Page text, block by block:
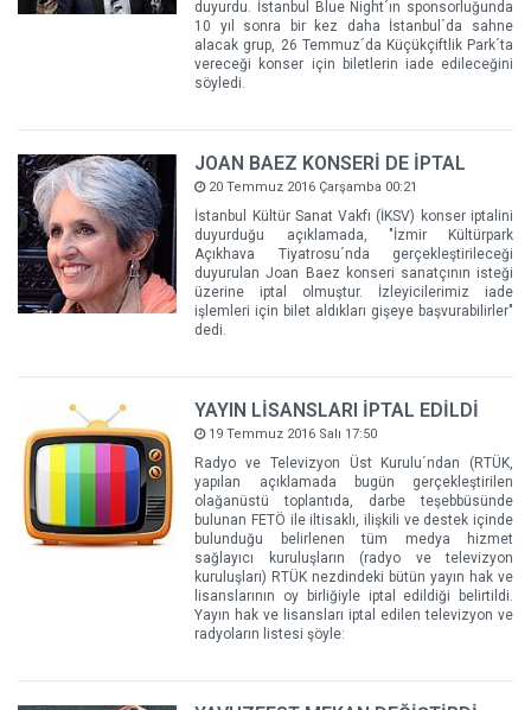
duyurdu. İstanbul Blue Night´ın sponsorluğunda
10 yıl sonra bir kez daha İstanbul´da sahne
alacak grup, 26 Temmuz´da Küçükçiftlik Park´ta
vereceği konser için biletlerin iade edileceğini
söyledi.
JOAN BAEZ KONSERİ DE İPTAL
20 Temmuz 2016 Çarşamba 00:21
İstanbul Kültür Sanat Vakfı (İKSV) konser iptalini
duyurduğu açıklamada, "İzmir Kültürpark
Açıkhava Tiyatrosu´nda gerçekleştirileceği
duyurulan Joan Baez konseri sanatçının isteği
üzerine iptal olmuştur. İzleyicilerimiz iade
işlemleri için bilet aldıkları gişeye başvurabilirler"
dedi.
YAYIN LİSANSLARI İPTAL EDİLDİ
19 Temmuz 2016 Salı 17:50
Radyo ve Televizyon Üst Kurulu´ndan (RTÜK,
yapılan açıklamada bugün gerçekleştirilen
olağanüstü toplantıda, darbe teşebbüsünde
bulunan FETÖ ile iltisaklı, ilişkili ve destek içinde
bulunduğu belirlenen tüm medya hizmet
sağlayıcı kuruluşların (radyo ve televizyon
kuruluşları) RTÜK nezdindeki bütün yayın hak ve
lisanslarının oy birliğiyle iptal edildiği belirtildi.
Yayın hak ve lisansları iptal edilen televizyon ve
radyoların listesi şöyle: